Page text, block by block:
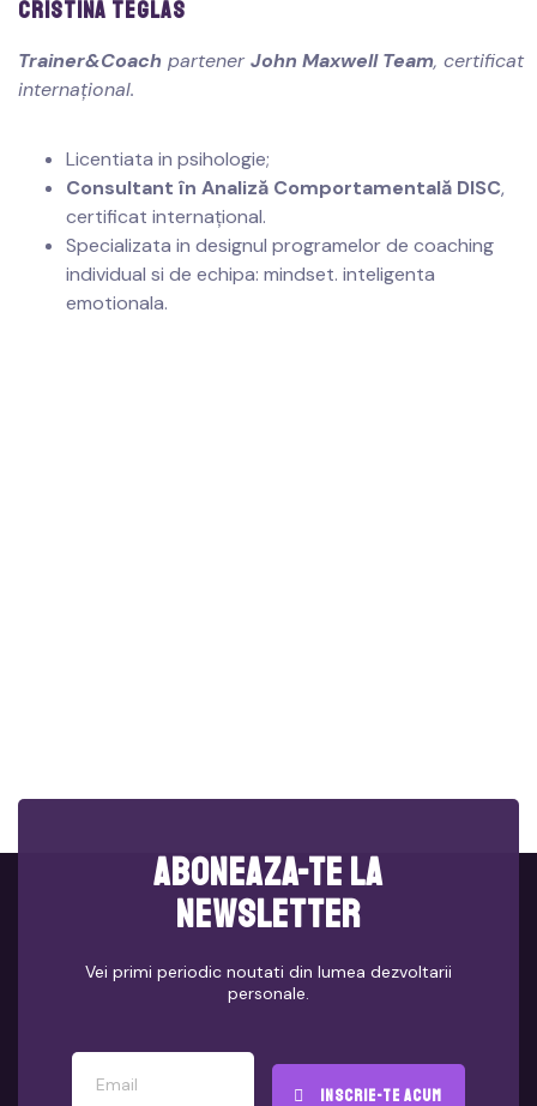
CRISTINA TEGLAS
Trainer&Coach partener John Maxwell Team, certificat
internațional.
Licentiata in psihologie;
Consultant în Analiză Comportamentală DISC,
certificat internațional.
Specializata in designul programelor de coaching
individual si de echipa: mindset. inteligenta
emotionala.
Aboneaza-te la
newsletter
Vei primi periodic noutati din lumea dezvoltarii
personale.
Inscrie-te acum